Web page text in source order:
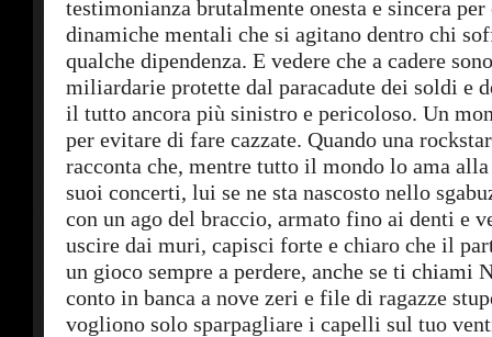
testimonianza brutalmente onesta e sincera
dinamiche mentali che si agitano dentro chi
qualche dipendenza. E vedere che a cadere
miliardarie protette dal paracadute dei soldi e
il tutto ancora più sinistro e pericoloso. Un
per evitare di fare cazzate. Quando una
racconta che, mentre tutto il mondo lo ama
suoi concerti, lui se ne sta nascosto nello
con un ago del braccio, armato fino ai denti e
uscire dai muri, capisci forte e chiaro che il
un gioco sempre a perdere, anche se ti chiami
conto in banca a nove zeri e file di ragazze
vogliono solo sparpagliare i capelli sul tuo